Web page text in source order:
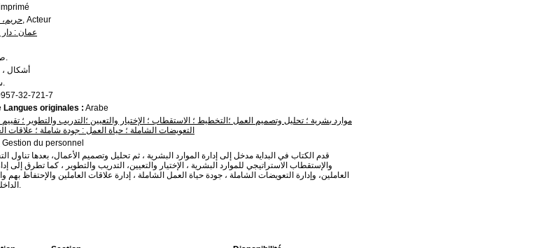
, Acteur
عمان : دار
438 ص.
أشكال
24 سم.
32-721-7
Langues originales : Arabe
موارد بشرية ؛ تحليل وتصميم العمل ؛التخطيط ؛ الاستقطاب ؛ الإختيار والتعيين ؛التدريب والتطوير ؛ تقييم
التعويضات الشاملة ؛ حياة العمل : جودة شاملة ؛ علاقات
Gestion du personnel
قدم الكتاب في البداية مدخل إلى إدارة الموارد البشرية ، ثم تحليل وتصميم الأعمال، بعدها تناول
والإستقطاب الاستراتيجي للموارد البشرية ، الإختيار والتعيين، التدريب والتطوير ، كما تطرق إلى
العاملين، وإدارة التعويضات الشاملة ، جودة حياة العمل الشاملة ، إدارة علاقات العاملين والإحتفاظ بهم
الداخلية لهم.